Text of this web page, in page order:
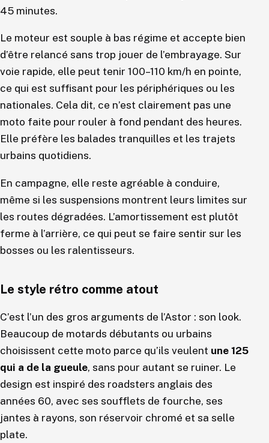
45 minutes.
Le moteur est souple à bas régime et accepte bien
d’être relancé sans trop jouer de l’embrayage. Sur
voie rapide, elle peut tenir 100–110 km/h en pointe,
ce qui est suffisant pour les périphériques ou les
nationales. Cela dit, ce n’est clairement pas une
moto faite pour rouler à fond pendant des heures.
Elle préfère les balades tranquilles et les trajets
urbains quotidiens.
En campagne, elle reste agréable à conduire,
même si les suspensions montrent leurs limites sur
les routes dégradées. L’amortissement est plutôt
ferme à l’arrière, ce qui peut se faire sentir sur les
bosses ou les ralentisseurs.
Le style rétro comme atout
C’est l’un des gros arguments de l’Astor : son look.
Beaucoup de motards débutants ou urbains
choisissent cette moto parce qu’ils veulent une 125
qui a de la gueule, sans pour autant se ruiner. Le
design est inspiré des roadsters anglais des
années 60, avec ses soufflets de fourche, ses
jantes à rayons, son réservoir chromé et sa selle
plate.